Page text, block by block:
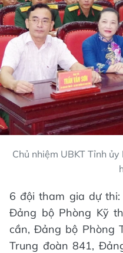
Chủ nhiệm UBKT Tỉnh
6 đội tham gia dự
Đảng bộ Phòng Kỹ
cần, Đảng bộ Phòng
Trung đoàn 841,